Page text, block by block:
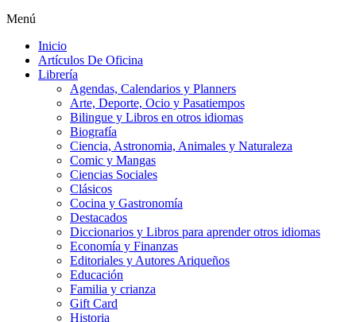
Menú
Inicio
Artículos De Oficina
Librería
Agendas, Calendarios y Planners
Arte, Deporte, Ocio y Pasatiempos
Bilingue y Libros en otros idiomas
Biografía
Ciencia, Astronomia, Animales y Naturaleza
Comic y Mangas
Ciencias Sociales
Clásicos
Cocina y Gastronomía
Destacados
Diccionarios y Libros para aprender otros idiomas
Economía y Finanzas
Editoriales y Autores Ariqueños
Educación
Familia y crianza
Gift Card
Historia